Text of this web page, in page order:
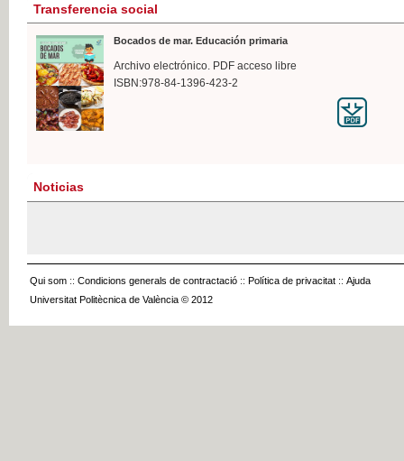
Transferencia social
Bocados de mar. Educación primaria
Archivo electrónico. PDF acceso libre
ISBN:978-84-1396-423-2
Noticias
Qui som :: Condicions generals de contractació :: Política de privacitat :: Ajuda
Universitat Politècnica de València © 2012